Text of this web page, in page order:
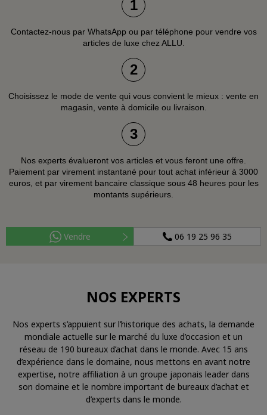
1
Contactez-nous par WhatsApp ou par téléphone pour vendre vos
articles de luxe chez ALLU.
2
Choisissez le mode de vente qui vous convient le mieux : vente en
magasin, vente à domicile ou livraison.
3
Nos experts évalueront vos articles et vous feront une offre.
Paiement par virement instantané pour tout achat inférieur à 3000
euros, et par virement bancaire classique sous 48 heures pour les
montants supérieurs.
Vendre 06 19 25 96 35
NOS EXPERTS
Nos experts s’appuient sur l’historique des achats, la demande
mondiale actuelle sur le marché du luxe d’occasion et un
réseau de 190 bureaux d’achat dans le monde. Avec 15 ans
d’expérience dans le domaine, nous mettons en avant notre
expertise, notre affiliation à un groupe japonais leader dans
son domaine et le nombre important de bureaux d’achat et
d’experts dans le monde.